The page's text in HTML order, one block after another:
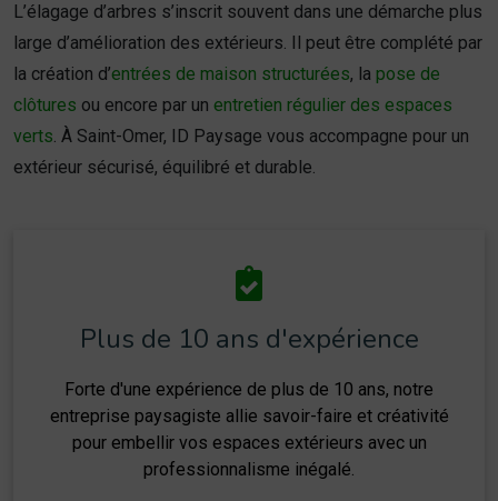
L’élagage d’arbres s’inscrit souvent dans une démarche plus
large d’amélioration des extérieurs. Il peut être complété par
la création d’entrées de maison structurées, la pose de
clôtures ou encore par un entretien régulier des espaces
verts. À Saint-Omer, ID Paysage vous accompagne pour un
extérieur sécurisé, équilibré et durable.
Plus de 10 ans d'expérience
Forte d'une expérience de plus de 10 ans, notre
entreprise paysagiste allie savoir-faire et créativité
pour embellir vos espaces extérieurs avec un
professionnalisme inégalé.